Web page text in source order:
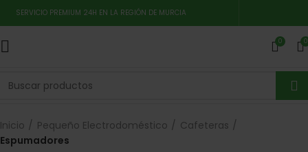
SERVICIO PREMIUM 24H EN LA REGIÓN DE MURCIA
0 0
Inicio Pequeño Electrodoméstico
Cafeteras
Espumadores